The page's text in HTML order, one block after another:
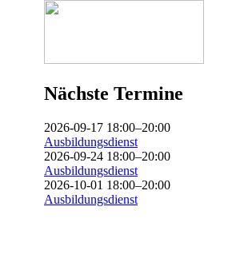
Nächste Termine
2026-09-17 18:00–20:00
Ausbildungsdienst
2026-09-24 18:00–20:00
Ausbildungsdienst
2026-10-01 18:00–20:00
Ausbildungsdienst